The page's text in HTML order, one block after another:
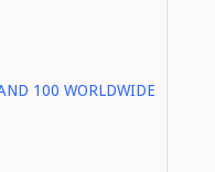
100 WORLDWIDE